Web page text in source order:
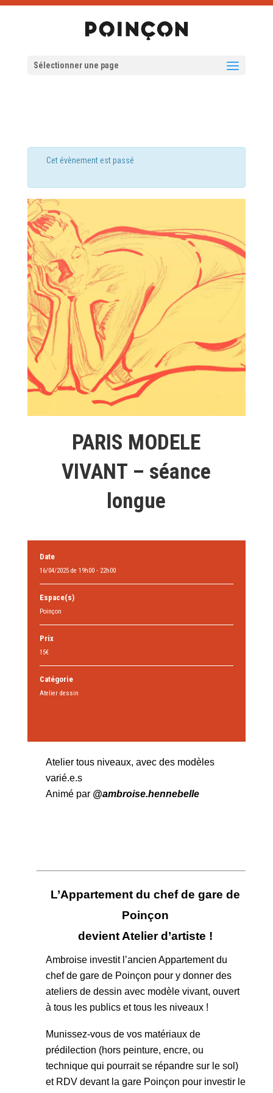
Sélectionner une page
Cet évènement est passé
PARIS MODELE
VIVANT – séance
longue
Date
16/04/2025 de 19h00 - 22h00
Espace(s)
Poinçon
Prix
15€
Catégorie
Atelier dessin
Atelier tous niveaux, avec des modèles
varié.e.s
Animé par @ambroise.hennebelle
L’Appartement du chef de gare de
Poinçon
devient Atelier d’artiste !
Ambroise investit l’ancien Appartement du
chef de gare de Poinçon pour y donner des
ateliers de dessin avec modèle vivant, ouvert
à tous les publics et tous les niveaux !
Munissez-vous de vos matériaux de
prédilection (hors peinture, encre, ou
technique qui pourrait se répandre sur le sol)
et RDV devant la gare Poinçon pour investir le